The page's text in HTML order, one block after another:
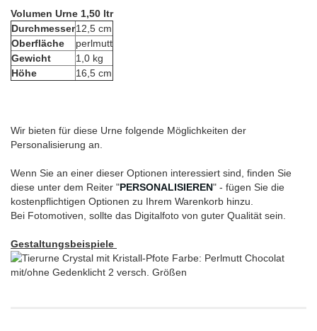
Volumen Urne 1,50 ltr
Durchmesser12,5 cm
Oberfläche
perlmutt
Gewicht
1,0 kg
Höhe
16,5 cm
Wir bieten für diese Urne folgende Möglichkeiten der
Personalisierung an.
Wenn Sie an einer dieser Optionen interessiert sind, finden Sie
diese unter dem Reiter "PERSONALISIEREN" - fügen Sie die
kostenpflichtigen Optionen zu Ihrem Warenkorb hinzu.
Bei Fotomotiven, sollte das Digitalfoto von guter Qualität sein.
Gestaltungsbeispiele